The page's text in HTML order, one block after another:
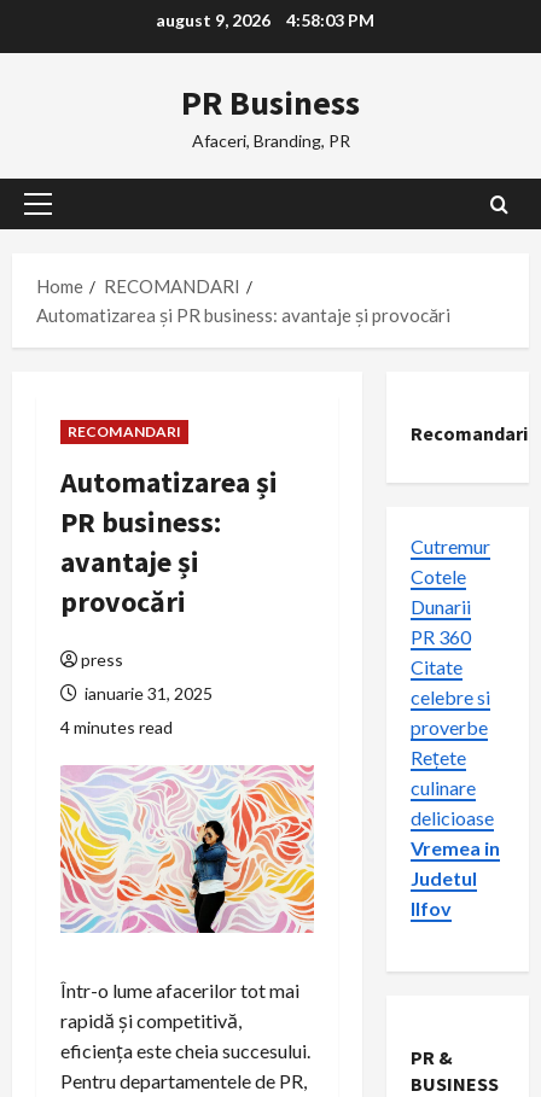
august 9, 2026 4:58:04 PM
PR Business
Afaceri, Branding, PR
Primary
Home
RECOMANDARI
Automatizarea și PR business: avantaje și provocări
RECOMANDARI
Automatizarea și
PR business:
avantaje și
provocări
press
ianuarie 31, 2025
4 minutes read
Într-o lume afacerilor tot mai
rapidă și competitivă,
eficiența este cheia succesului.
Pentru departamentele de PR,
Recomandari
Cutremur
Cotele
Dunarii
PR 360
Citate
celebre si
proverbe
Rețete
culinare
delicioase
Vremea in
Judetul
Ilfov
PR &
BUSINESS